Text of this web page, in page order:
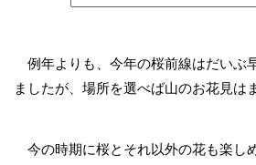
例年よりも、今年の桜前線はだいぶ
ましたが、場所を選べば山のお花見は
今の時期に桜とそれ以外の花も楽し